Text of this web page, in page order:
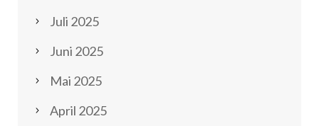
Juli 2025
Juni 2025
Mai 2025
April 2025